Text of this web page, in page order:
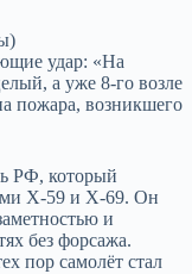
удар: «На
а уже 8-го возле
пожара, возникшего
РФ, который
Х-59 и Х-69. Он
и
без форсажа.
пор самолёт стал